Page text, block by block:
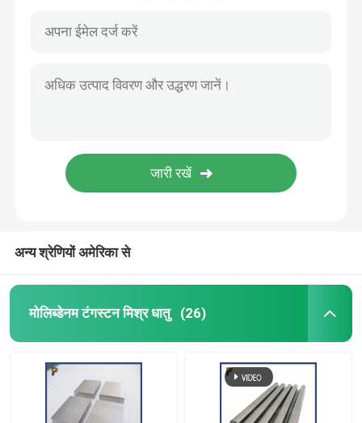
अन्य श्रेणियों अमेरिका से
मोलिब्डेनम टंगस्टन मिश्र धातु (26)